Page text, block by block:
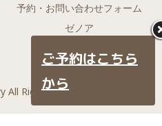
予約・お問い合わせフォーム
ゼノア
着物
BLOG
Rights Reserved.
ご予約はこちら
から